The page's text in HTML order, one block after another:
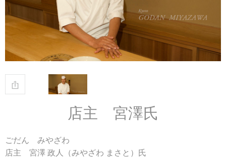
店主 宮澤氏
ごだん みやざわ
店主 宮澤 政人（みやざわ まさと）氏